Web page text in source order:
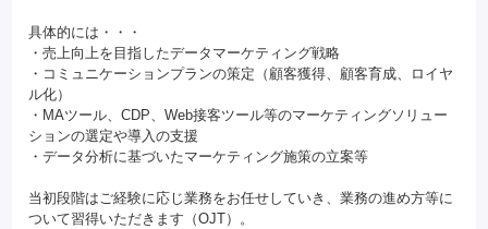
具体的には・・・
・売上向上を目指したデータマーケティング戦略
・コミュニケーションプランの策定（顧客獲得、顧客育成、ロイヤ
ル化）
・MAツール、CDP、Web接客ツール等のマーケティングソリュー
ションの選定や導入の支援
・データ分析に基づいたマーケティング施策の立案等
当初段階はご経験に応じ業務をお任せしていき、業務の進め方等に
ついて習得いただきます（OJT）。